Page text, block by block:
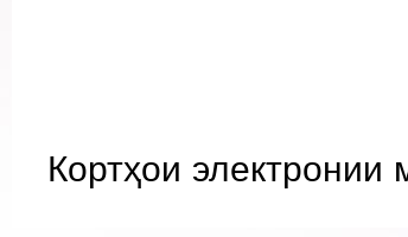
Кортҳои электронии